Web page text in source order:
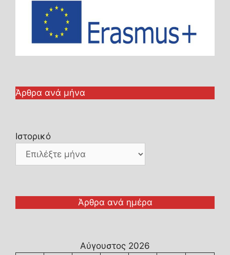
Άρθρα ανά μήνα
Ιστορικό
Άρθρα ανά ημέρα
Αύγουστος 2026